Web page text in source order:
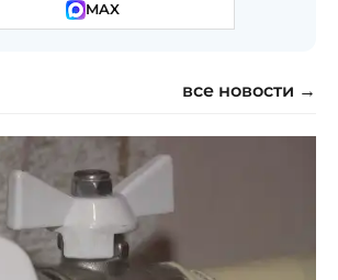
MAX
все новости →